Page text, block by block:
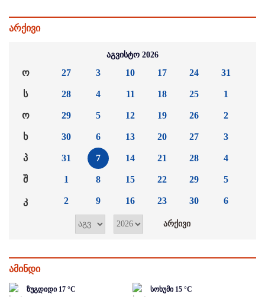
არქივი
აგვისტო 2026
ო
ს
ო
ხ
პ
შ
კ
27
28
29
30
31
1
2
3
4
5
6
7
8
9
10
11
12
13
14
15
16
17
18
19
20
21
22
23
24
25
26
27
28
29
30
31
1
2
3
4
5
6
ამინდი
ზუგდიდი 17 °C სოხუმი 15 °C